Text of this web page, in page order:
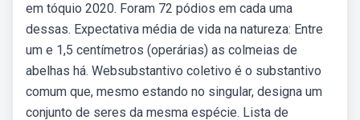
em tóquio 2020. Foram 72 pódios em cada uma
dessas. Expectativa média de vida na natureza: Entre
um e 1,5 centímetros (operárias) as colmeias de
abelhas há. Websubstantivo coletivo é o substantivo
comum que, mesmo estando no singular, designa um
conjunto de seres da mesma espécie. Lista de